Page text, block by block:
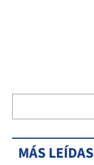
MÁS LEÍDAS